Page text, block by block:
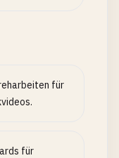
für
für